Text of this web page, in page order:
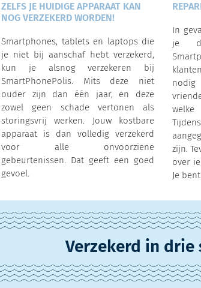
ZELFS JE HUIDIGE APPARAAT KAN
NOG VERZEKERD WORDEN!
Smartphones, tablets en laptops die
je niet bij aanschaf hebt verzekerd,
kun je alsnog verzekeren bij
SmartPhonePolis. Mits deze niet
ouder zijn dan één jaar, en deze
zowel geen schade vertonen als
storingsvrij werken. Jouw kostbare
apparaat is dan volledig verzekerd
voor alle onvoorziene
gebeurtenissen. Dat geeft een goed
gevoel.
In
je
zijn.
over
Je
Verzekerd in drie